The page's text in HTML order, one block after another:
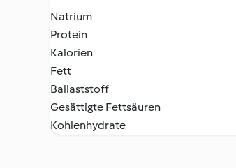
Natrium
Protein
Kalorien
Fett
Ballaststoff
Gesättigte Fettsäuren
Kohlenhydrate